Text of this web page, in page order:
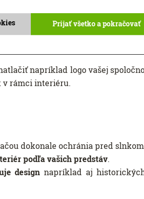
niektorej
ale nezabudnite na to,
ilustráciách.
napríklad logo vašej
v rámci interiéru.
dokonale ochránia pred
podľa vašich predstáv.
design napríklad aj
Prijať všetko a pokračovať